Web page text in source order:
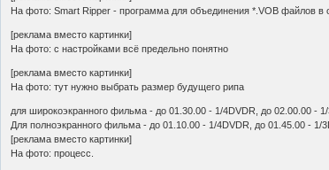
На фото: Smart Ripper - программа для объединения *.VOB файлов в
[реклама вместо картинки]
На фото: с настройками всё предельно понятно
[реклама вместо картинки]
На фото: тут нужно выбрать размер будущего рипа
для широкоэкранного фильма - до 01.30.00 - 1/4DVDR, до 02.00.00 -
Для полноэкранного фильма - до 01.10.00 - 1/4DVDR, до 01.45.00 - 1/
[реклама вместо картинки]
На фото: процесс.